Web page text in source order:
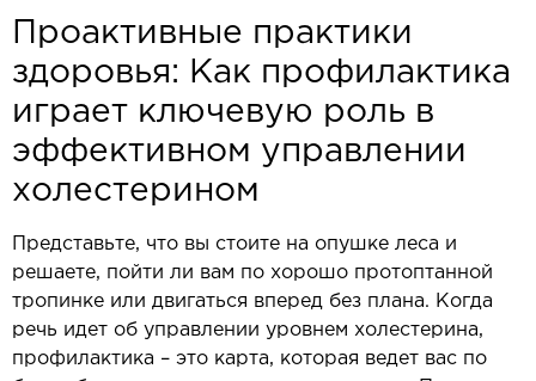
Проактивные практики
здоровья: Как профилактика
играет ключевую роль в
эффективном управлении
холестерином
Представьте, что вы стоите на опушке леса и
решаете, пойти ли вам по хорошо протоптанной
тропинке или двигаться вперед без плана. Когда
речь идет об управлении уровнем холестерина,
профилактика – это карта, которая ведет вас по